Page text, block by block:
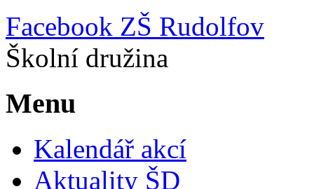
Facebook ZŠ Rudolfov
Školní družina
Menu
Kalendář akcí
Aktuality ŠD